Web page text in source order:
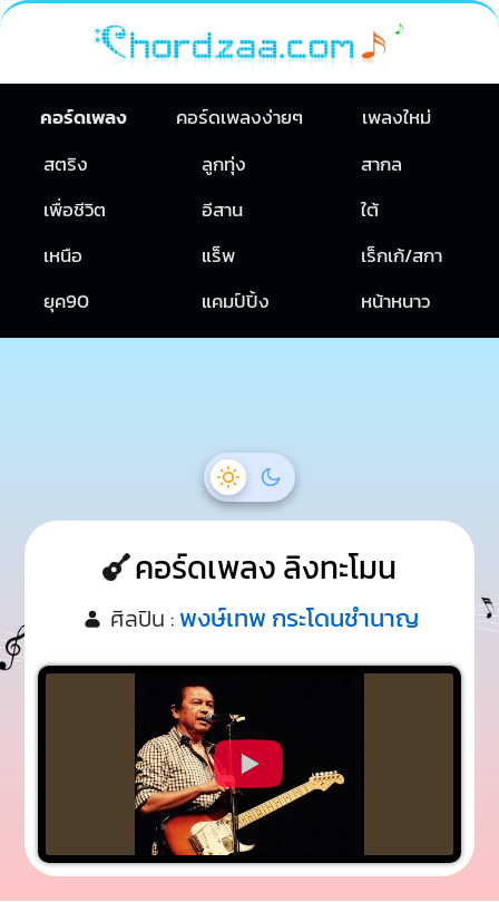
คอร์ดเพลง คอร์ดเพลงง่ายๆ
เพลงใหม่
สตริง
ลูกทุ่ง
สากล
เพื่อชีวิต
อีสาน
ใต้
เหนือ
แร็พ
เร็กเก้/สกา
ยุค90
แคมป์ปิ้ง หน้าหนาว
คอร์ดเพลง ลิงทะโมน
ศิลปิน :พงษ์เทพ กระโดนชํานาญ